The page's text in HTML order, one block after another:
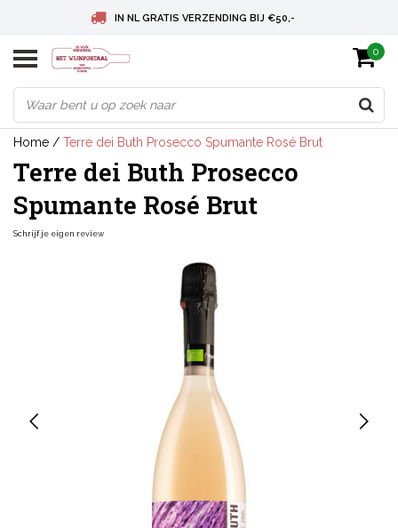
IN NL GRATIS VERZENDING BIJ €50,-
BELGIE GRATIS VERZENDING BIJ € 75
DEUTSCHLAND VERSANDKOSTENFREI AB € 75
0
Home / Terre dei Buth Prosecco Spumante Rosé Brut
Terre dei Buth Prosecco
Spumante Rosé Brut
Schrijf je eigen review